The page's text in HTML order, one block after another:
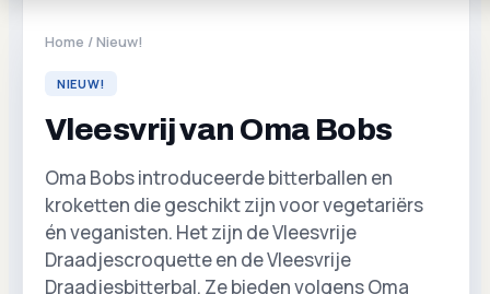
Home /Nieuw!
NIEUW!
Vleesvrij van Oma Bobs
Oma Bobs introduceerde bitterballen en
kroketten die geschikt zijn voor vegetariërs
én veganisten. Het zijn de Vleesvrije
Draadjescroquette en de Vleesvrije
Draadjesbitterbal. Ze bieden volgens Oma